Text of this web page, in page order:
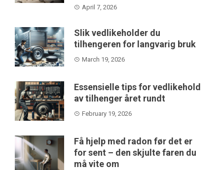
April 7, 2026
Slik vedlikeholder du
tilhengeren for langvarig bruk
March 19, 2026
Essensielle tips for vedlikehold
av tilhenger året rundt
February 19, 2026
Få hjelp med radon før det er
for sent – den skjulte faren du
må vite om